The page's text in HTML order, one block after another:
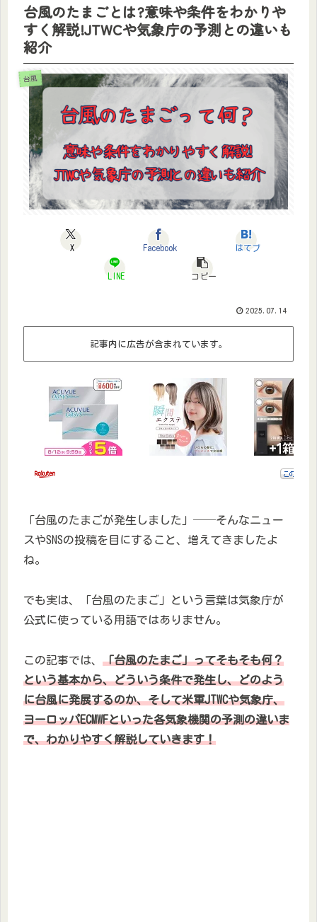
台風のたまごとは?意味や条件をわかりや
すく解説!JTWCや気象庁の予測との違いも
紹介
台風
X Facebook はてブ
LINE コピー
2025.07.14
記事内に広告が含まれています。
「台風のたまごが発生しました」──そんなニュー
スやSNSの投稿を目にすること、増えてきましたよ
ね。
でも実は、「台風のたまご」という言葉は気象庁が
公式に使っている用語ではありません。
この記事では、 「台風のたまご」ってそもそも何？
という基本から、どういう条件で発生し、どのよう
に台風に発展するのか、そして米軍JTWCや気象庁、
ヨーロッパECMWFといった各気象機関の予測の違いま
で、わかりやすく解説していきます！